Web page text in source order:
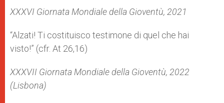
XXXVI Giornata Mondiale della Gioventù, 2021
“Alzati! Ti costituisco testimone di quel che hai
visto!” (cfr. At 26,16)
XXXVII Giornata Mondiale della Gioventù, 2022
(Lisbona)